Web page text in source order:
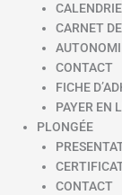
CARNET
CONTACT
FICHE
PAYER EN
PLONGÉE
CONTACT